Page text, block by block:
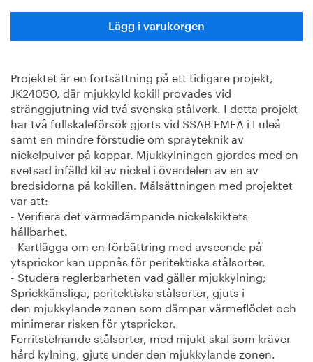
Lägg i varukorgen
Projektet är en fortsättning på ett tidigare projekt,
JK24050, där mjukkyld kokill provades vid
stränggjutning vid två svenska stålverk. I detta projekt
har två fullskaleförsök gjorts vid SSAB EMEA i Luleå
samt en mindre förstudie om sprayteknik av
nickelpulver på koppar. Mjukkylningen gjordes med en
svetsad infälld kil av nickel i överdelen av en av
bredsidorna på kokillen. Målsättningen med projektet
var att:
- Verifiera det värmedämpande nickelskiktets
hållbarhet.
- Kartlägga om en förbättring med avseende på
ytsprickor kan uppnås för peritektiska stålsorter.
- Studera reglerbarheten vad gäller mjukkylning;
Sprickkänsliga, peritektiska stålsorter, gjuts i
den mjukkylande zonen som dämpar värmeflödet och
minimerar risken för ytsprickor.
Ferritstelnande stålsorter, med mjukt skal som kräver
hård kylning, gjuts under den mjukkylande zonen.